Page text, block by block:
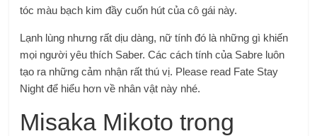
tóc màu bạch kim đầy cuốn hút của cô gái này.
Lạnh lùng nhưng rất dịu dàng, nữ tính đó là những gì khiến
mọi người yêu thích Saber. Các cách tính của Sabre luôn
tạo ra những cảm nhận rất thú vị. Please read Fate Stay
Night để hiểu hơn về nhân vật này nhé.
Misaka Mikoto trong